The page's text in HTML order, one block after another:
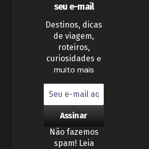
seu e-mail
Destinos, dicas
de viagem,
roteiros,
curiosidades e
muito mais
Não fazemos
spam! Leia